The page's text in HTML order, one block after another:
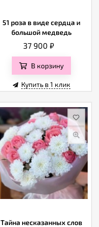
51 роза в виде сердца и
большой медведь
37 900 ₽
В корзину
Купить в 1 клик
Тайна несказанных слов